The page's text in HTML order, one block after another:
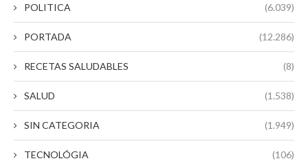
POLITICA (6.039)
PORTADA (12.286)
RECETAS SALUDABLES (8)
SALUD (1.538)
SIN CATEGORIA (1.949)
TECNOLÓGIA (106)